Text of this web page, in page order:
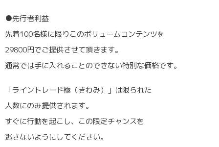
●先行者利益
先着100名様に限りこのボリュームコンテンツを
29800円でご提供させて頂きます。
通常では手に入れることのできない特別な価格です。
「ライントレード極（きわみ）」は限られた
人数にのみ提供されます。
すぐに行動を起こし、この限定チャンスを
逃さないようにしてください。